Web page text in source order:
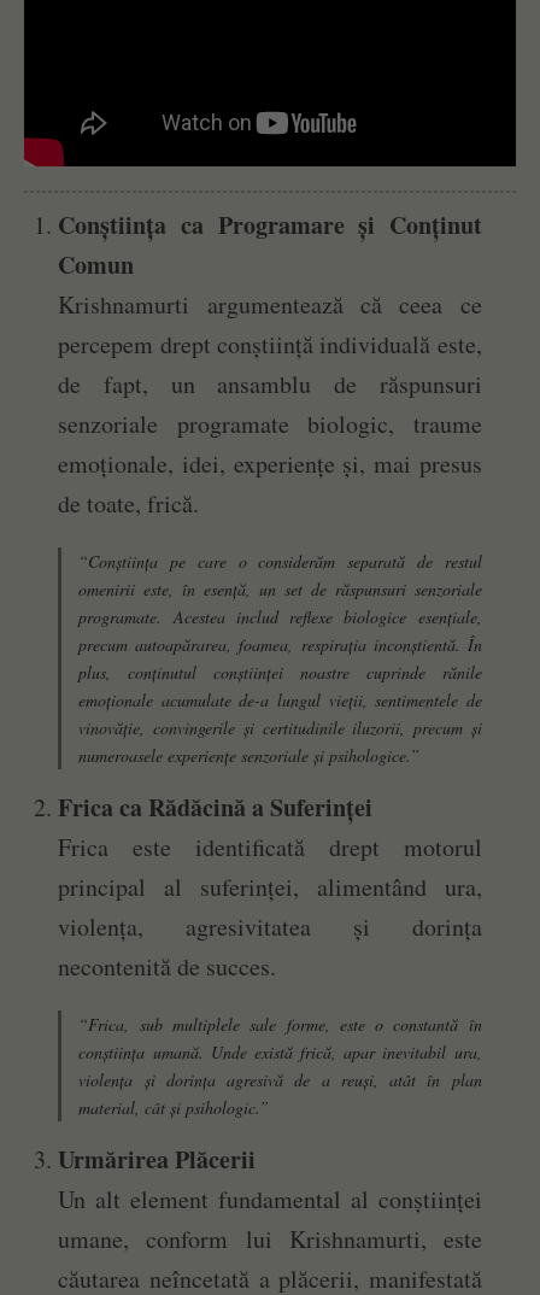
Conștiința ca Programare și Conținut
Comun
Krishnamurti argumentează că ceea ce
percepem drept conștiință individuală este,
de fapt, un ansamblu de răspunsuri
senzoriale programate biologic, traume
emoționale, idei, experiențe și, mai presus
de toate, frică.
“Conștiința pe care o considerăm separată de restul
omenirii este, în esență, un set de răspunsuri senzoriale
programate. Acestea includ reflexe biologice esențiale,
precum autoapărarea, foamea, respirația inconștientă. În
plus, conținutul conștiinței noastre cuprinde rănile
emoționale acumulate de-a lungul vieții, sentimentele de
vinovăție, convingerile și certitudinile iluzorii, precum și
numeroasele experiențe senzoriale și psihologice.”
Frica ca Rădăcină a Suferinței
Frica este identificată drept motorul
principal al suferinței, alimentând ura,
violența, agresivitatea și dorința
necontenită de succes.
“Frica, sub multiplele sale forme, este o constantă în
conștiința umană. Unde există frică, apar inevitabil ura,
violența și dorința agresivă de a reuși, atât în plan
material, cât și psihologic.”
Urmărirea Plăcerii
Un alt element fundamental al conștiinței
umane, conform lui Krishnamurti, este
căutarea neîncetată a plăcerii, manifestată